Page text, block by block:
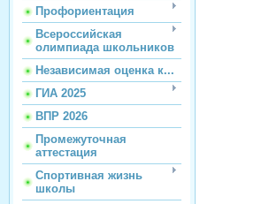
Профориентация
Всероссийская
олимпиада школьников
Независимая оценка к...
ГИА 2025
ВПР 2026
Промежуточная
аттестация
Спортивная жизнь
школы